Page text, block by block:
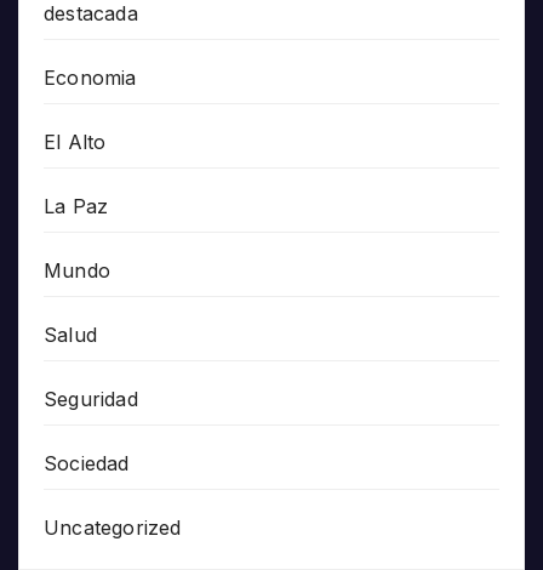
destacada
Economia
El Alto
La Paz
Mundo
Salud
Seguridad
Sociedad
Uncategorized